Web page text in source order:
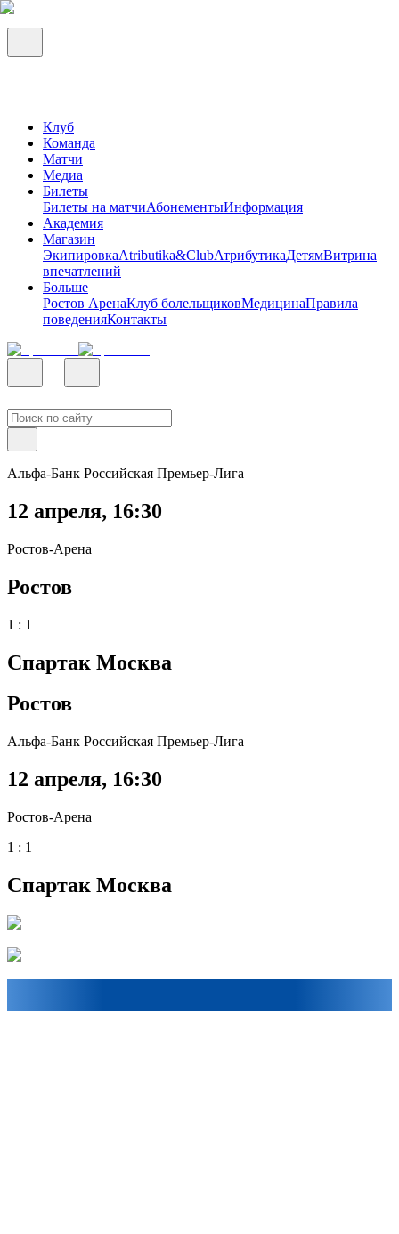
Клуб
Команда
Матчи
Медиа
Билеты
Билеты на матчиАбонементыИнформация
Академия
Магазин
ЭкипировкаAtributika&ClubАтрибутикаДетямВитрина
впечатлений
Больше
Ростов АренаКлуб болельщиковМедицинаПравила
поведенияКонтакты
Альфа-Банк Российская Премьер-Лига
12 апреля, 16:30
Ростов-Арена
Ростов
1 : 1
Спартак Москва
Ростов
Альфа-Банк Российская Премьер-Лига
12 апреля, 16:30
Ростов-Арена
1 : 1
Спартак Москва